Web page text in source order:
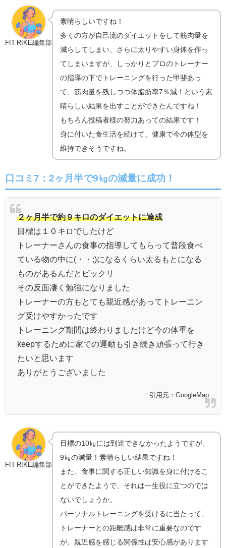
FIT RIKE編集部
素晴らしいですね！
多くの方が自己流のダイエットをして筋肉量を
減らしてしまい、さらに太りやすい身体を作っ
てしまいますが、しっかりとプロのトレーナー
の指導の下でトレーニングを行った甲斐あっ
て、筋肉量を残しつつ体脂肪率7％減！という素
晴らしい結果を出すことができたんですね！
もちろん投稿者様の努力あっての結果です！
身に付いた食生活を続けて、健康で今の体型を
維持できそうですね。
口コミ7：2ヶ月半で9㎏の減量に成功！
２ヶ月半で約９キロのダイエットに達成
目標は１０キロでしたけど
トレーナーさんの食事の指導してもらって普段食べ
ている物の中に(・・;)になるくらい太るもとになる
ものがあるんだとビックリ
その反面凄く勉強になりました
トレーナーの方もとても親近感があってトレーニン
グ受けやすかったです
トレーニング期間は終わりましたけど今の体重を
keepするために家での運動も引き続き頑張って行き
たいと思います
ありがとうございました
引用元：GoogleMap
FIT RIKE編集部
目標の10㎏には到達できなかったようですが、
9㎏の減量！素晴らしい結果ですね！
また、食事に関する正しい知識を身に付けるこ
とができたようで、それは一生役に立つのでは
ないでしょうか。
パーソナルトレーニングを受けるに当たって、
トレーナーとの距離感は非常に重要なのです
が、親近感を感じる関係性は安心感があります